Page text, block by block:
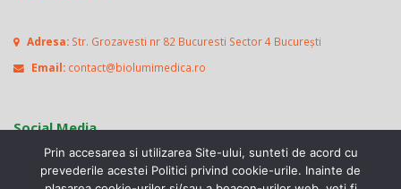
Adresa: Str. Grozavesti nr 82 Bucuresti Sector 4 București
Email: contact@biolumimedica.ro
Social Media
Prin accesarea si utilizarea Site-ului, sunteti de acord cu
prevederile acestei Politici privind cookie-urile. Inainte de